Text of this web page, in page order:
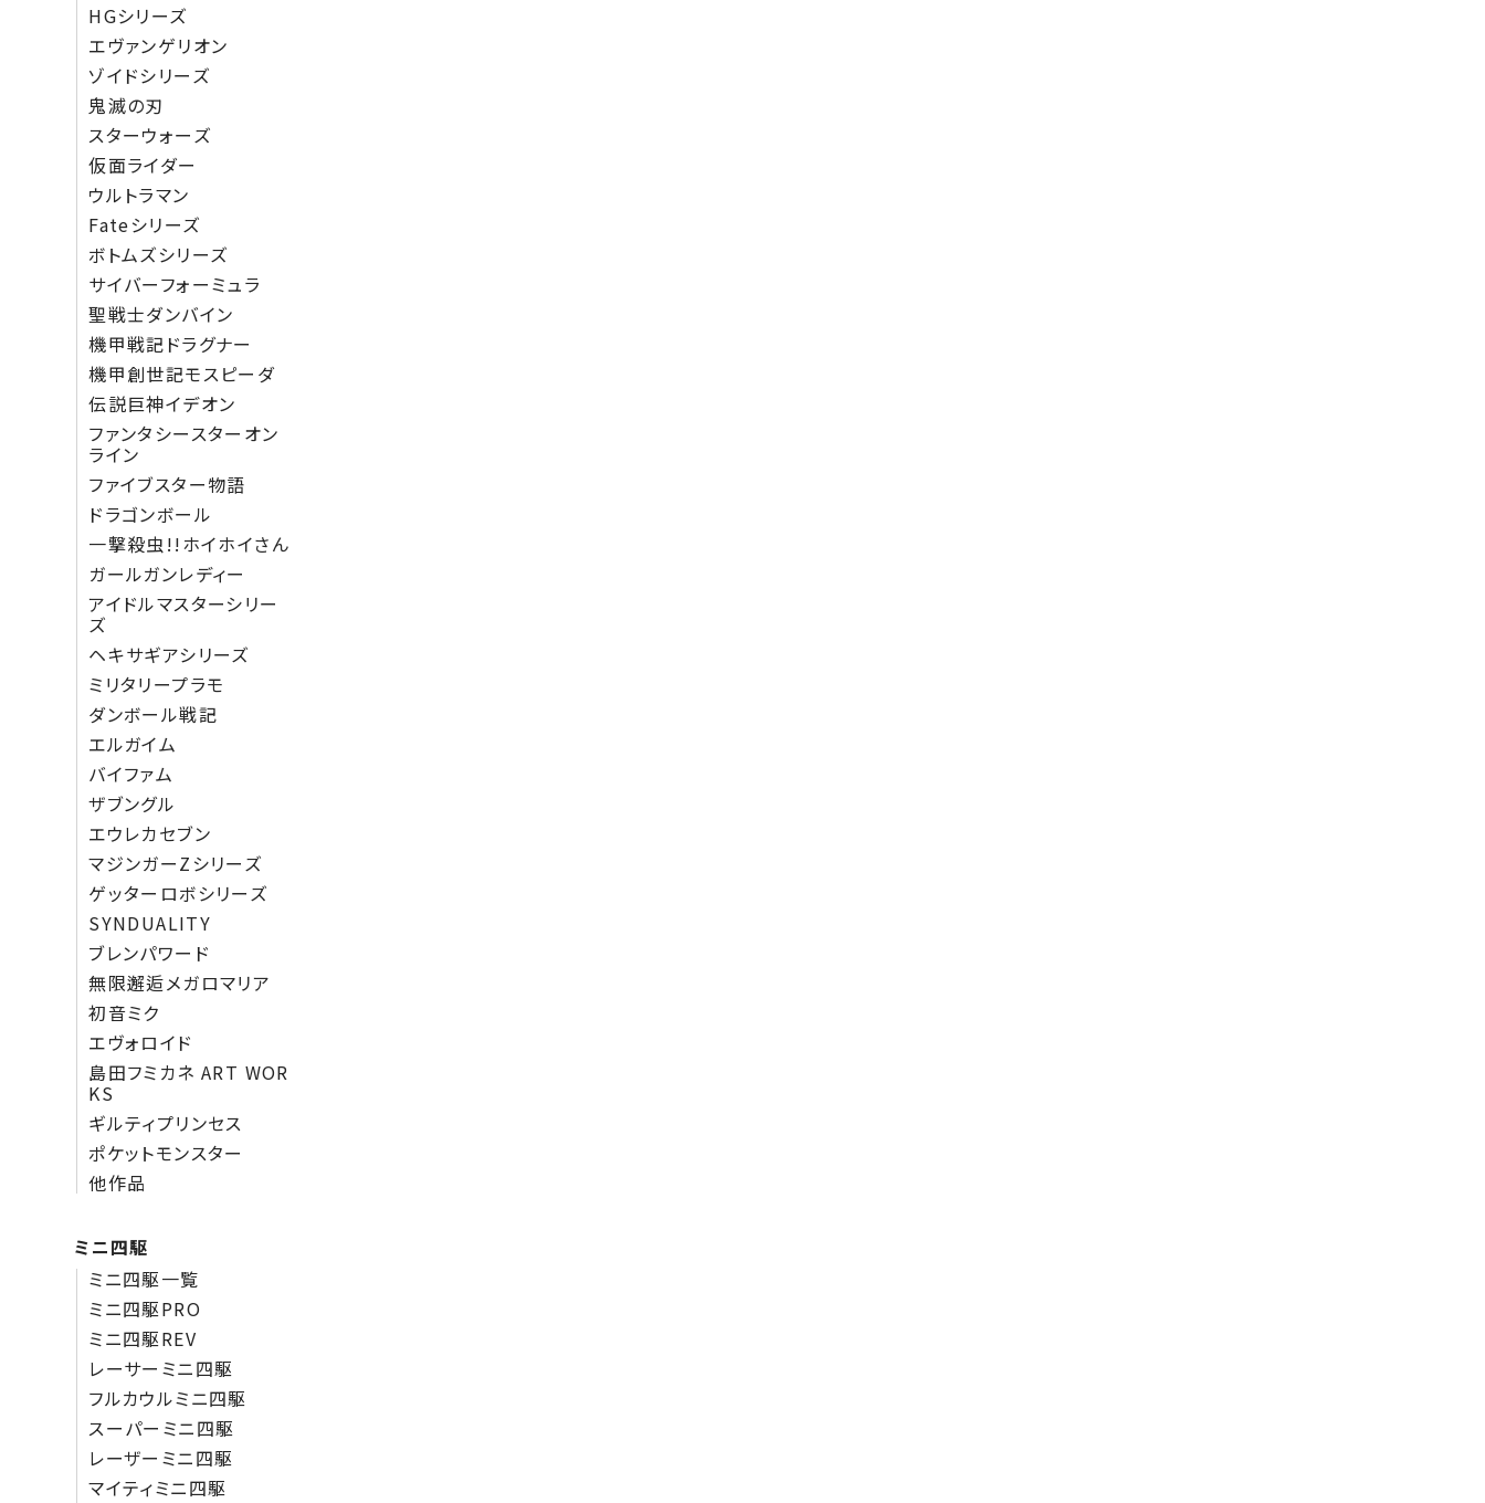
HGシリーズ
エヴァンゲリオン
ゾイドシリーズ
鬼滅の刃
スターウォーズ
仮面ライダー
ウルトラマン
Fateシリーズ
ボトムズシリーズ
サイバーフォーミュラ
聖戦士ダンバイン
機甲戦記ドラグナー
機甲創世記モスピーダ
伝説巨神イデオン
ファンタシースターオン
ライン
ファイブスター物語
ドラゴンボール
一撃殺虫!!ホイホイさん
ガールガンレディー
アイドルマスターシリー
ズ
ヘキサギアシリーズ
ミリタリープラモ
ダンボール戦記
エルガイム
バイファム
ザブングル
エウレカセブン
マジンガーZシリーズ
ゲッターロボシリーズ
SYNDUALITY
ブレンパワード
無限邂逅メガロマリア
初音ミク
エヴォロイド
島田フミカネ ART WOR
KS
ギルティプリンセス
ポケットモンスター
他作品
ミニ四駆
ミニ四駆一覧
ミニ四駆PRO
ミニ四駆REV
レーサーミニ四駆
フルカウルミニ四駆
スーパーミニ四駆
レーザーミニ四駆
マイティミニ四駆